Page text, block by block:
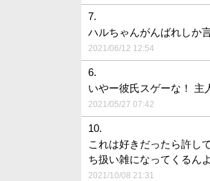
7.
ハルちゃんがんばれしか
2021/06/12 12:54
6.
いやー彼氏スゲーな！ 主
2021/05/27 07:42
10.
これは好きだったら許し
ち扱い雑になってくるん
2021/10/08 21:31